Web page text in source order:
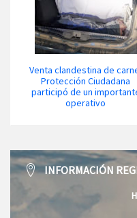
Venta clandestina de
Protección Ciudadana
participó de un
operativo
INFORMACIÓN